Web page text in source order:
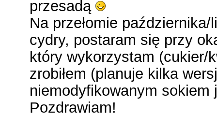
przesadą
Na przełomie
cydry, postaram się przy
który wykorzystam (cukier/
zrobiłem (planuje kilka
niemodyfikowanym sokiem
Pozdrawiam!